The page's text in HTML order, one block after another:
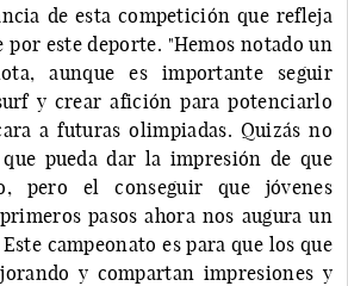
de esta competición que refleja
este deporte. "Hemos notado un
aunque es importante seguir
y crear afición para potenciarlo
a futuras olimpiadas. Quizás no
pueda dar la impresión de que
pero el conseguir que jóvenes
pasos ahora nos augura un
campeonato es para que los que
y compartan impresiones y